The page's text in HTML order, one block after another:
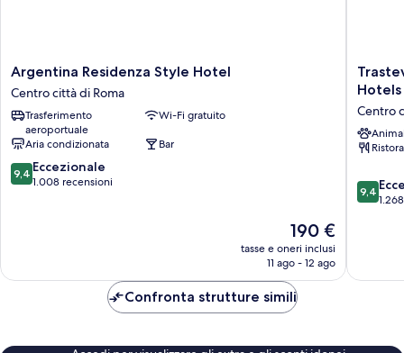
Argentina
Residenza
Style
Hotel
Centro
città
di
Roma
Argentina Residenza Style Hotel
Centro città di Roma
Trasferimento
aeroportuale
Wi-Fi gratuito
Aria condizionata
Bar
9.4
su
9,4 Eccezionale
1.008 recensioni
Il
prezzo
attuale
190 €
190 €
tasse e oneri inclusi
11 ago - 12 ago
Roma
UNA
|
Hotels
and
Roma
Hotels
Centro
9.4
su
9,4
Confronta strutture simili